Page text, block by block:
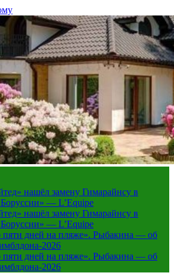
нашёл замену Гимарайнсу в
— L’Equipe
нашёл замену Гимарайнсу в
— L’Equipe
пяти дней на пляже». Рыбакина — об
2026
пяти дней на пляже». Рыбакина — об
2026